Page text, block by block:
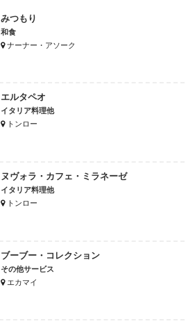
みつもり
和食
ナーナー・アソーク
エルタペオ
イタリア料理他
トンロー
ヌヴォラ・カフェ・ミラネーゼ
イタリア料理他
トンロー
ブーブー・コレクション
その他サービス
エカマイ